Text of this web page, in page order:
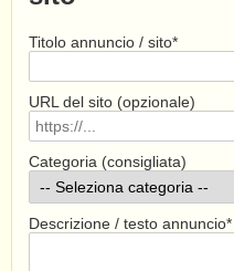
Varie
Affiliate Marketing
Alimentari
App & Mobile
Blog personali
Cinema
Crypto & Finanza web
Ecommerce & Marketplace
Titolo annuncio / sito*
URL del sito (opzionale)
Categoria (consigliata)
Descrizione / testo annuncio*